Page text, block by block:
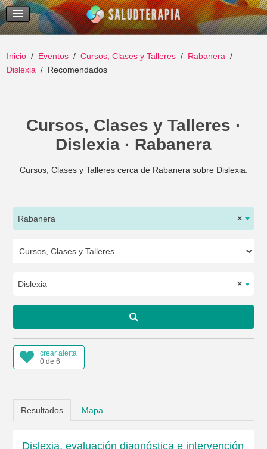
Temas Recientes
Buscar
Inicio Eventos Cursos, Clases y Talleres
Rabanera
Dislexia
Recomendados
Cursos, Clases y Talleres ·
Dislexia · Rabanera
Cursos, Clases y Talleres cerca de Rabanera sobre Dislexia.
×
Rabanera
×
Dislexia
crear alerta
0 de 6
Resultados Mapa
Dislexia, evaluación diagnóstica e intervención